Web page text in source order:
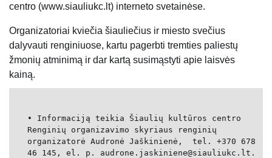
centro (www.siauliukc.lt) interneto svetainėse.
Organizatoriai kviečia šiauliečius ir miesto svečius
dalyvauti renginiuose, kartu pagerbti tremties paliestų
žmonių atminimą ir dar kartą susimąstyti apie laisvės
kainą.
• Informaciją teikia Šiaulių kultūros centro
Renginių organizavimo skyriaus renginių
organizatorė Audronė Jaškinienė, tel. +370 678
46 145, el. p. audrone.jaskiniene@siauliukc.lt.